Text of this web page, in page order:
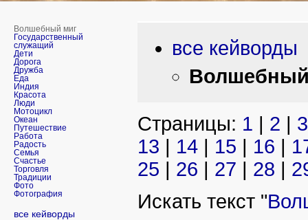
Волшебный миг
Государственный
служащий
Дети
Дорога
Дружба
Еда
Индия
Красота
Люди
Мотоцикл
Океан
Путешествие
Работа
Радость
Семья
Счастье
Торговля
Традиции
Фото
Фотография
все кейворды
все кейворды
Страницы: 1 | 2 | 3
13 | 14 | 15 | 16 |
25 | 26 | 27 | 28 |
Искать текст "